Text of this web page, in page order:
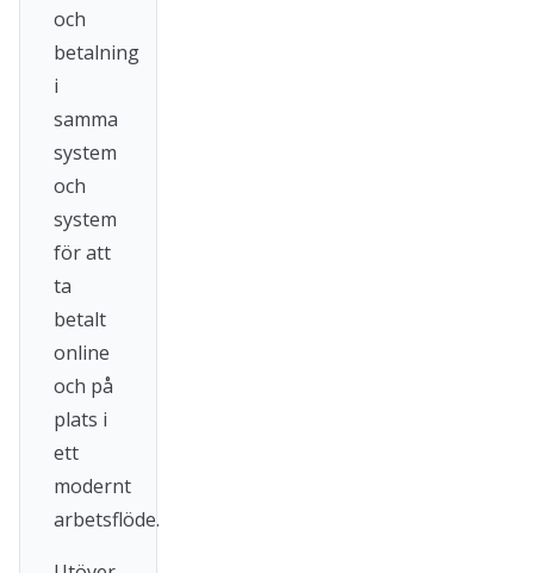
och
betalning
i
samma
system
och
system
för att
ta
betalt
online
och på
plats i
ett
modernt
arbetsflöde.